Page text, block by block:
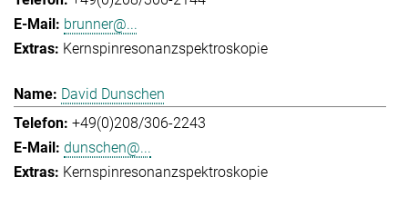
brunner@...
Kernspinresonanzspektroskopie
David Dunschen
+49(0)208/306-2243
dunschen@...
Kernspinresonanzspektroskopie